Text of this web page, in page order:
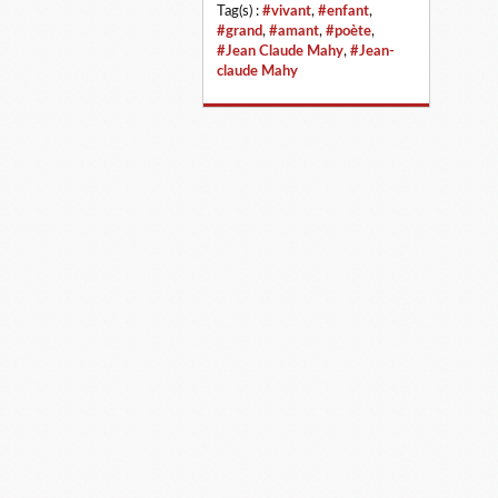
Tag(s) : #vivant, #enfant,
#grand, #amant, #poète,
#Jean Claude Mahy, #Jean-
claude Mahy